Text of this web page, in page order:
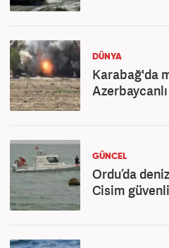
DÜNYA
Karabağ'da
GÜNCEL
Ordu’da
Cisim